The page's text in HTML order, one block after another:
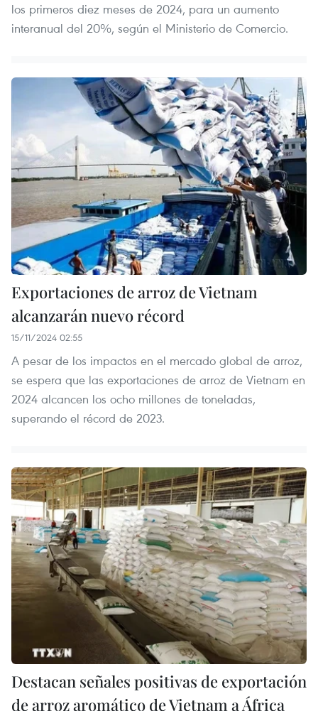
los primeros diez meses de 2024, para un aumento
interanual del 20%, según el Ministerio de Comercio.
Exportaciones de arroz de Vietnam
alcanzarán nuevo récord
15/11/2024 02:55
A pesar de los impactos en el mercado global de arroz,
se espera que las exportaciones de arroz de Vietnam en
2024 alcancen los ocho millones de toneladas,
superando el récord de 2023.
Destacan señales positivas de exportación
de arroz aromático de Vietnam a África